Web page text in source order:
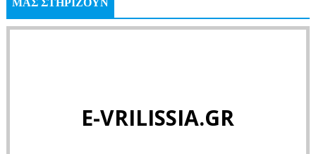
ΜΑΣ ΣΤΗΡΙΖΟΥΝ
E-VRILISSIA.GR